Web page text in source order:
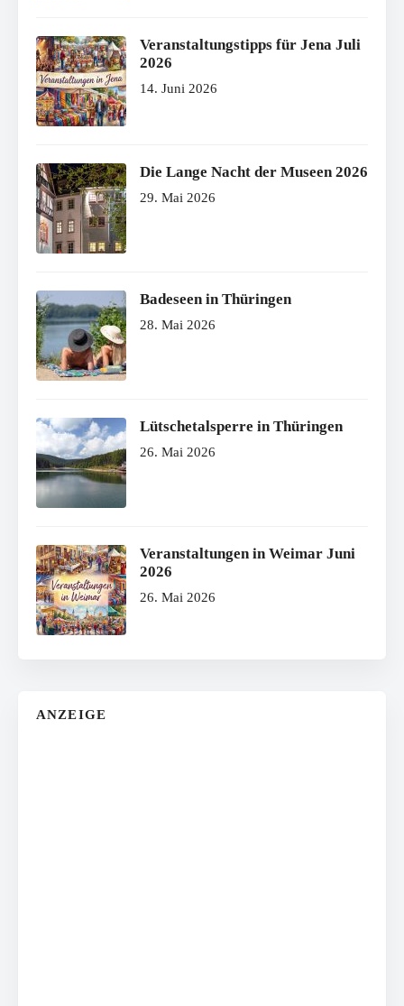
Veranstaltungstipps für Jena Juli
2026
14. Juni 2026
Die Lange Nacht der Museen 2026
29. Mai 2026
Badeseen in Thüringen
28. Mai 2026
Lütschetalsperre in Thüringen
26. Mai 2026
Veranstaltungen in Weimar Juni
2026
26. Mai 2026
ANZEIGE